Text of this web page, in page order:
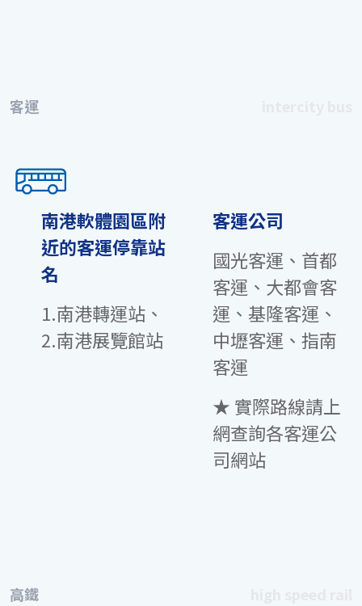
客運
南港軟體園區附
近的客運停靠站
名
1.南港轉運站、
2.南港展覽館站
客運公司
國光客運、首都
客運、大都會客
運、基隆客運、
中壢客運、指南
客運
★ 實際路線請上
網查詢各客運公
司網站
高鐵